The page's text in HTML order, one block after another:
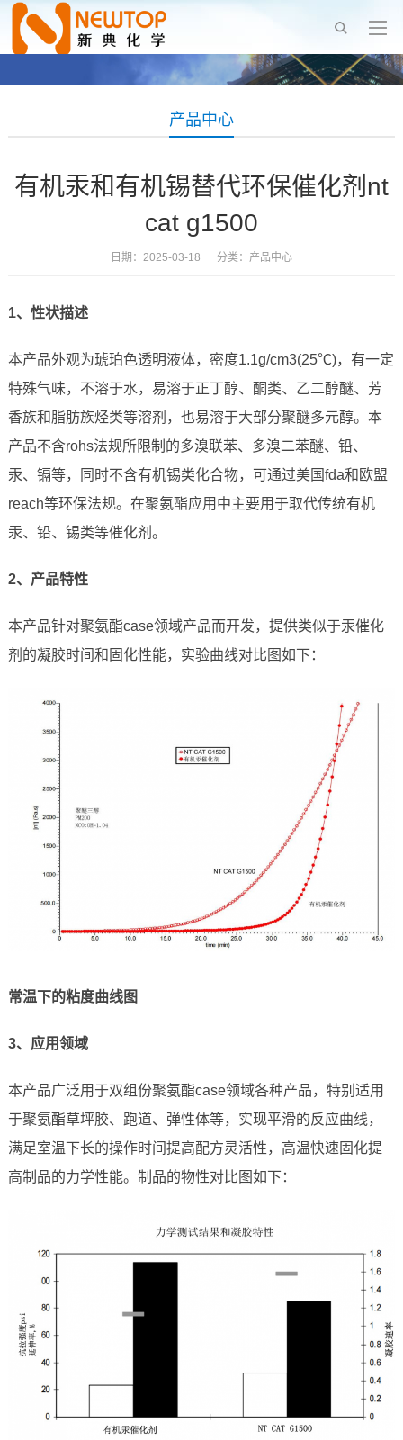
产品中心
有机汞和有机锡替代环保催化剂nt
cat g1500
日期：2025-03-18 分类： 产品中心
1、性状描述
本产品外观为琥珀色透明液体，密度1.1g/cm3(25℃)，有一定
特殊气味，不溶于水，易溶于正丁醇、酮类、乙二醇醚、芳
香族和脂肪族烃类等溶剂，也易溶于大部分聚醚多元醇。本
产品不含rohs法规所限制的多溴联苯、多溴二苯醚、铅、
汞、镉等，同时不含有机锡类化合物，可通过美国fda和欧盟
reach等环保法规。在聚氨酯应用中主要用于取代传统有机
汞、铅、锡类等催化剂。
2、 产品特性
本产品针对聚氨酯case领域产品而开发，提供类似于汞催化
剂的凝胶时间和固化性能，实验曲线对比图如下：
常温下的粘度曲线图
3、应用领域
本产品广泛用于双组份聚氨酯case领域各种产品，特别适用
于聚氨酯草坪胶、跑道、弹性体等，实现平滑的反应曲线，
满足室温下长的操作时间提高配方灵活性，高温快速固化提
高制品的力学性能。制品的物性对比图如下：